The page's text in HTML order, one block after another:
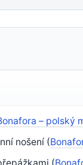
– polský
nošení (
(